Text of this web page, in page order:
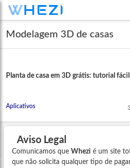
Modelagem 3D de casas
Planta de casa em 3D grátis: tutorial
Aplicativos
Aviso Legal
Comunicamos que Whezi é um site
que não solicita qualquer tipo de